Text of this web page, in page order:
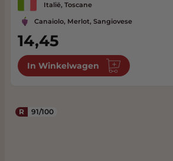
Italië, Toscane
Canaiolo, Merlot, Sangiovese
14,45
In Winkelwagen
R 91/100